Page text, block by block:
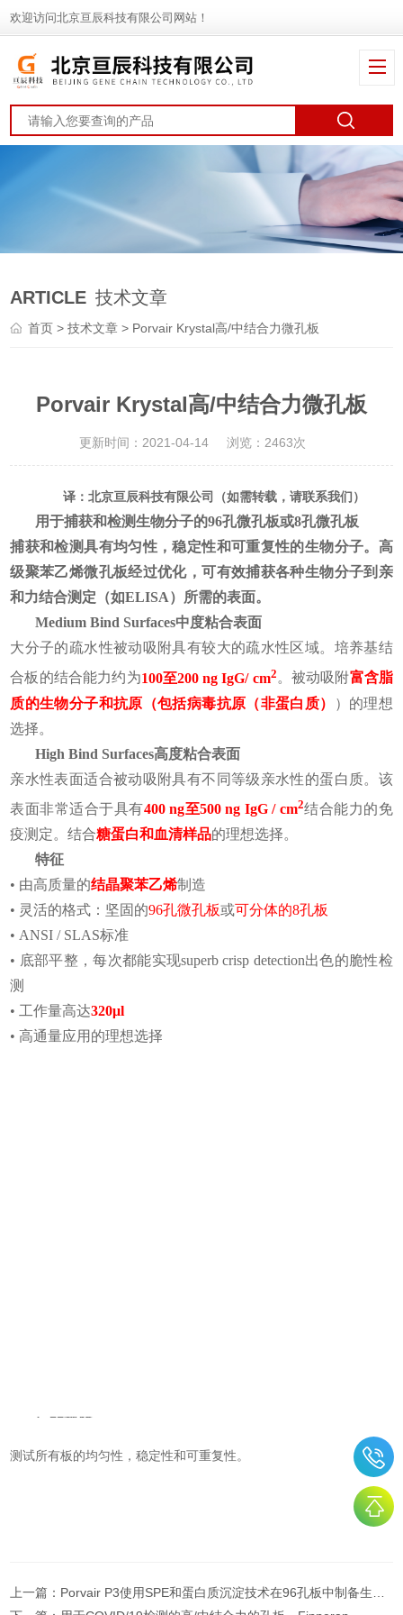
欢迎访问北京亘辰科技有限公司网站！
ARTICLE 技术文章
首页 >技术文章 > Porvair Krystal高/中结合力微孔板
Porvair Krystal高/中结合力微孔板
更新时间：2021-04-14 浏览：2463次
译：北京亘辰科技有限公司（如需转载，请联系我们）
用于捕获和检测生物分子的96孔微孔板或8孔微孔板
捕获和检测具有均匀性，稳定性和可重复性的生物分子。高
级聚苯乙烯微孔板经过优化，可有效捕获各种生物分子到亲
和力结合测定（如ELISA）所需的表面。
Medium Bind Surfaces中度粘合表面
大分子的疏水性被动吸附具有较大的疏水性区域。培养基结
合板的结合能力约为100至200 ng IgG/ cm2。被动吸附富含脂
质的生物分子和抗原（包括病毒抗原（非蛋白质）
）的理想
选择。
High Bind Surfaces高度粘合表面
亲水性表面适合被动吸附具有不同等级亲水性的蛋白质。该
表面非常适合于具有400 ng至500 ng IgG / cm2结合能力的免
疫测定。结合糖蛋白和血清样品的理想选择。
特征
• 由高质量的结晶聚苯乙烯制造
• 灵活的格式：坚固的96孔微孔板或可分体的8孔板
• ANSI / SLAS标准
• 底部平整，每次都能实现superb crisp detection出色的脆性检
测
• 工作量高达320μl
• 高通量应用的理想选择
产品规格
测试所有板的均匀性，稳定性和可重复性。
上一篇： Porvair P3使用SPE和蛋白质沉淀技术在96孔板中制备生物样品